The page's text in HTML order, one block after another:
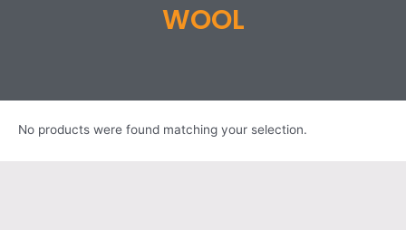
WOOL
No products were found matching your selection.